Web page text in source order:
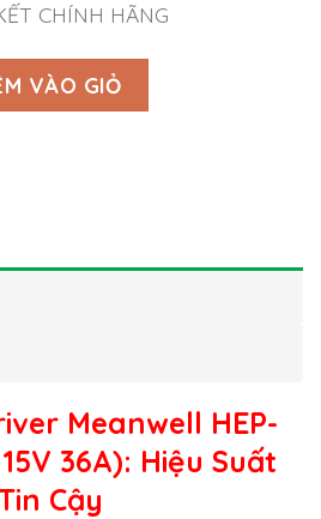
CHÍNH HÃNG
HEP-600-15 (540W 15V 36A)
VÀO GIỎ
Meanwell HEP-
36A): Hiệu Suất
Cậy